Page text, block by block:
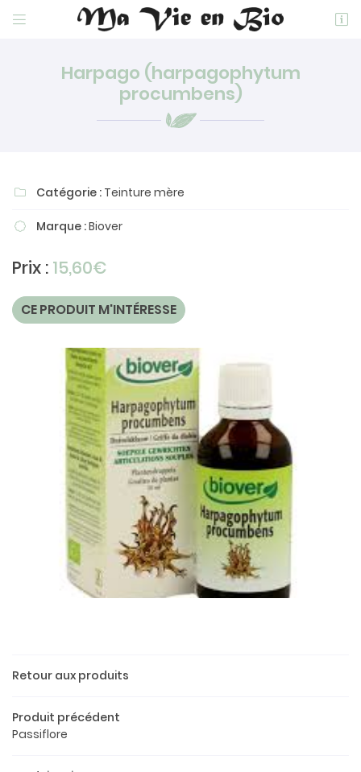

Accueil

4 bis rue de la Herse
02 37 52 26 28
En cochant cette case, vous consentez à recevoir nos propositions
désinscrire à tout moment en utilisant
Harpago (harpagophytum
procumbens)
 Catégorie : Teinture mère
 Marque :Biover
Prix : 15,60€
CE PRODUIT M'INTÉRESSE
Retour aux produits
Produit précédent
Passiflore